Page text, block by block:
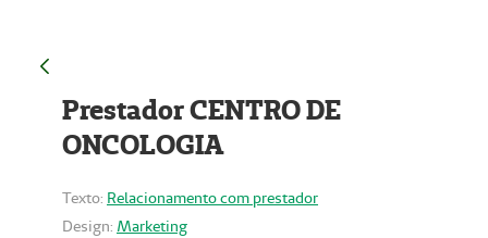
Prestador CENTRO DE
ONCOLOGIA
Texto: Relacionamento com prestador
Design: Marketing